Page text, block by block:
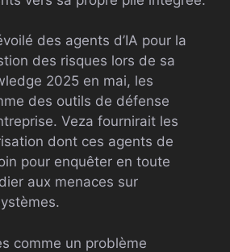
des agents d’IA pour la
des risques lors de sa
2025 en mai, les
des outils de défense
Veza fournirait les
dont ces agents de
pour enquêter en toute
aux menaces sur
comme un problème